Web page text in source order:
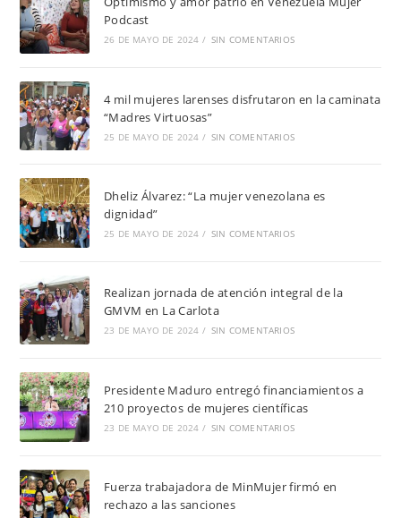
Podcast
26 DE MAYO DE 2024 / SIN COMENTARIOS
4 mil mujeres larenses disfrutaron en la caminata
“Madres Virtuosas”
25 DE MAYO DE 2024 / SIN COMENTARIOS
Dheliz Álvarez: “La mujer venezolana es
dignidad”
25 DE MAYO DE 2024 / SIN COMENTARIOS
Realizan jornada de atención integral de la
GMVM en La Carlota
23 DE MAYO DE 2024 / SIN COMENTARIOS
Presidente Maduro entregó financiamientos a
210 proyectos de mujeres científicas
23 DE MAYO DE 2024 / SIN COMENTARIOS
Fuerza trabajadora de MinMujer firmó en
rechazo a las sanciones